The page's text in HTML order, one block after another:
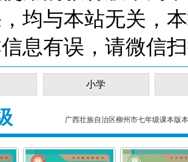
均与本站无关，
息有误，请微信
小学
广西壮族自治区柳州市七年级课本版本